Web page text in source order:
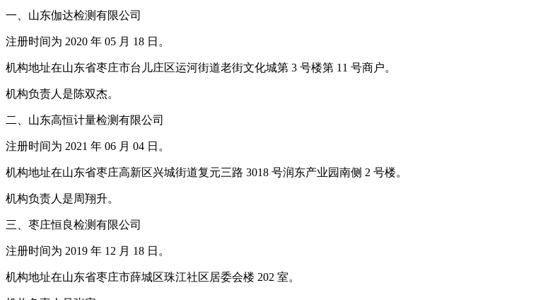
一、山东伽达检测有限公司
注册时间为 2020 年 05 月 18 日。
机构地址在山东省枣庄市台儿庄区运河街道老街文化城第 3 号楼第 11 号商户。
机构负责人是陈双杰。
二、山东高恒计量检测有限公司
注册时间为 2021 年 06 月 04 日。
机构地址在山东省枣庄高新区兴城街道复元三路 3018 号润东产业园南侧 2 号楼。
机构负责人是周翔升。
三、枣庄恒良检测有限公司
注册时间为 2019 年 12 月 18 日。
机构地址在山东省枣庄市薛城区珠江社区居委会楼 202 室。